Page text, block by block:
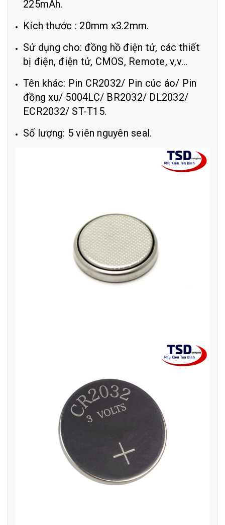
225mAh.
Kích thước : 20mm x3.2mm.
Sử dụng cho: đồng hồ điện tử, các thiết
bị điện, điện tử, CMOS, Remote, v,v...
Tên khác: Pin CR2032/ Pin cúc áo/ Pin
đồng xu/ 5004LC/ BR2032/ DL2032/
ECR2032/ ST-T15.
Số lượng: 5 viên nguyên seal.